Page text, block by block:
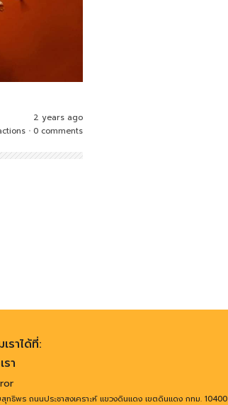
2 years ago
• 0 comments
ราได้ที่:
า
ทธิพร ถนนประชาสงเคราะห์ แขวงดินแดง เขตดินแดง กทม. 10400